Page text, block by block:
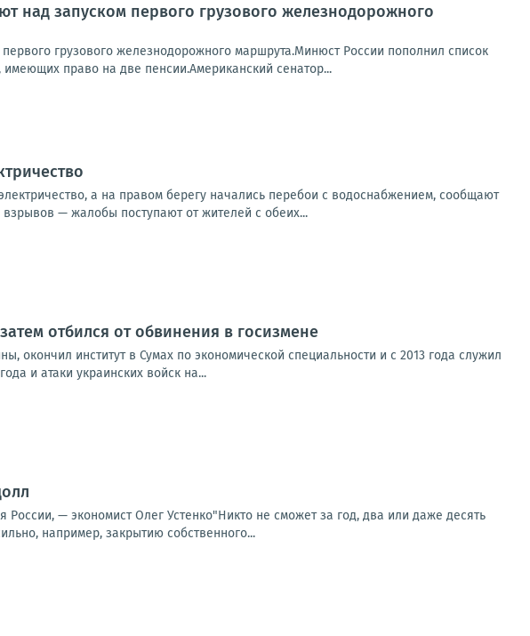
над запуском первого грузового железнодорожного
грузового железнодорожного маршрута.Минюст России пополнил список
право на две пенсии.Американский сенатор...
а на правом берегу начались перебои с водоснабжением, сообщают
— жалобы поступают от жителей с обеих...
отбился от обвинения в госизмене
институт в Сумах по экономической специальности и с 2013 года служил
и атаки украинских войск на...
— экономист Олег Устенко"Никто не сможет за год, два или даже десять
например, закрытию собственного...